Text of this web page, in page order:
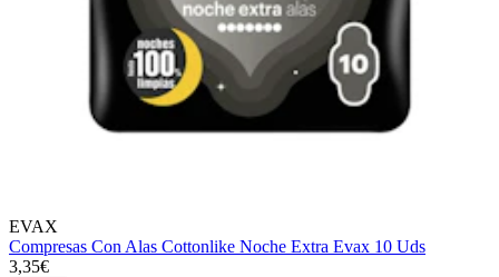
EVAX
Compresas Con Alas Cottonlike Noche Extra Evax 10 Uds
3,35€